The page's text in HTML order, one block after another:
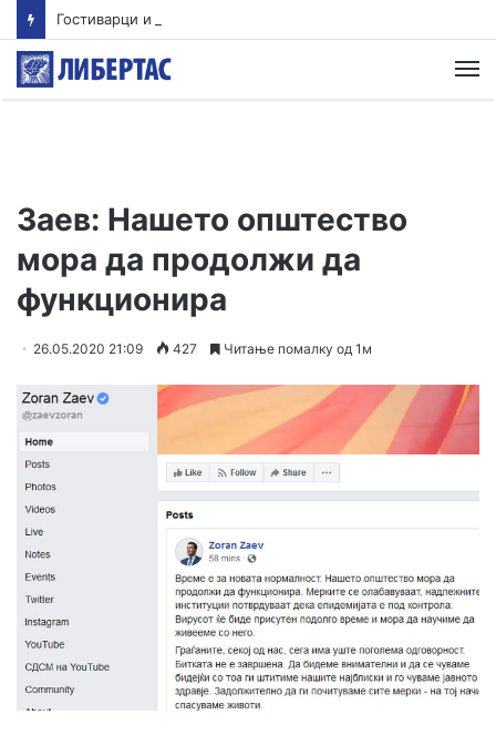
Гостиварци и натаму без пивка вода
Заев: Нашето општество
мора да продолжи да
функционира
26.05.2020 21:09 427 Читање помалку од 1м